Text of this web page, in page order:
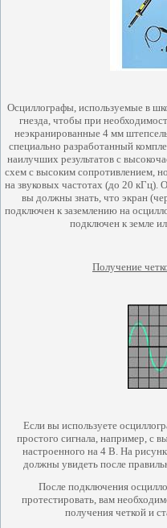
Осциллографы, используемые в
гнезда, чтобы при
неэкранированные 4 мм
специально разработанный
наилучших результатов с
схем с высоким сопротивлением,
на звуковых частотах (до 20 кГц).
вы должны знать, что экран
подключен к заземлению на
подключен к земле
Получение
Если вы используете
простого сигнала, например, с
настроенного на 4 В. На
должны увидеть после
После подключения
протестировать, вам
получения четкой и